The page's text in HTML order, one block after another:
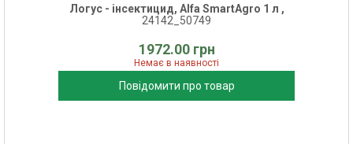
Логус - інсектицид, Alfa SmartAgro 1 л ,
24142_50749
1972.00 грн
Немає в наявності
Повідомити про товар